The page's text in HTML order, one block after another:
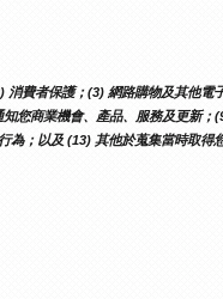
費者保護；(3) 網路購物及其他
商業機會、產品、服務及更新
；以及 (13) 其他於蒐集當時取得